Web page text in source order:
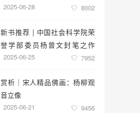
2025-06-28 8002
新书推荐 | 中国社会科学院荣
誉学部委员杨曾文封笔之作
《六祖坛经五本汇编》
2025-06-25 7952
赏析｜宋人精品佛画：杨柳观
音立像
2025-06-21 9456